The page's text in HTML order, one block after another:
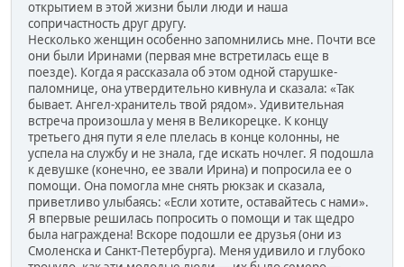
открытием в этой жизни были люди и наша
сопричастность друг другу.
Несколько женщин особенно запомнились мне. Почти все
они были Иринами (первая мне встретилась еще в
поезде). Когда я рассказала об этом одной старушке-
паломнице, она утвердительно кивнула и сказала: «Так
бывает. Ангел-хранитель твой рядом». Удивительная
встреча произошла у меня в Великорецке. К концу
третьего дня пути я еле плелась в конце колонны, не
успела на службу и не знала, где искать ночлег. Я подошла
к девушке (конечно, ее звали Ирина) и попросила ее о
помощи. Она помогла мне снять рюкзак и сказала,
приветливо улыбаясь: «Если хотите, оставайтесь с нами».
Я впервые решилась попросить о помощи и так щедро
была награждена! Вскоре подошли ее друзья (они из
Смоленска и Санкт-Петербурга). Меня удивило и глубоко